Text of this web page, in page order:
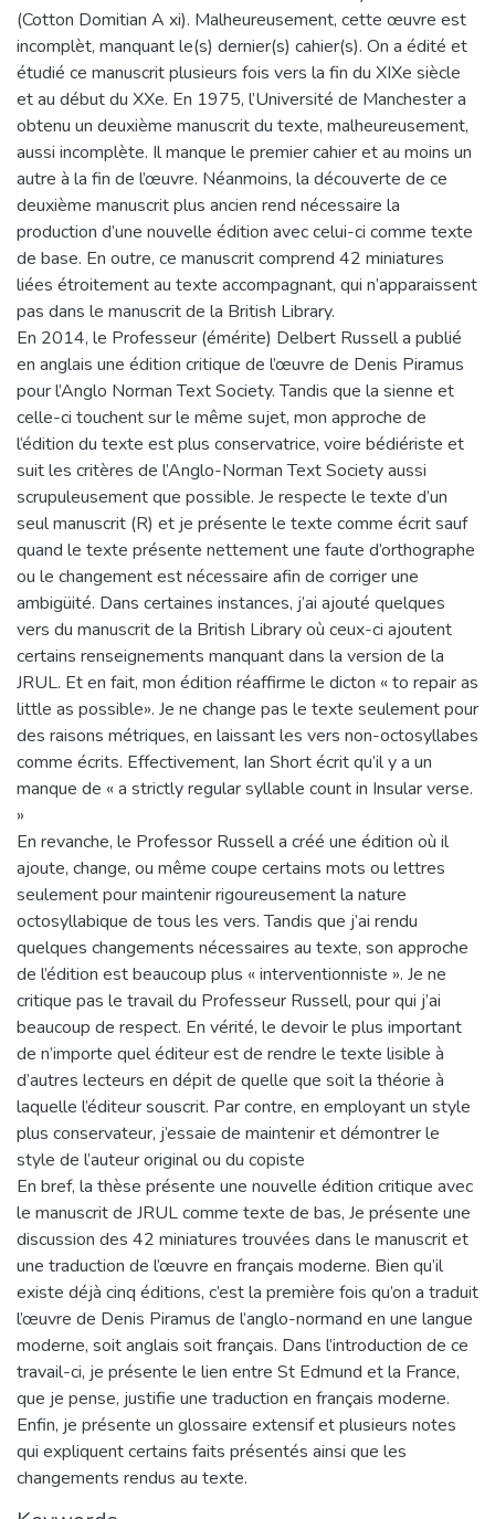
(Cotton Domitian A xi). Malheureusement, cette œuvre est
incomplèt, manquant le(s) dernier(s) cahier(s). On a édité et
étudié ce manuscrit plusieurs fois vers la fin du XIXe siècle
et au début du XXe. En 1975, l’Université de Manchester a
obtenu un deuxième manuscrit du texte, malheureusement,
aussi incomplète. Il manque le premier cahier et au moins un
autre à la fin de l’œuvre. Néanmoins, la découverte de ce
deuxième manuscrit plus ancien rend nécessaire la
production d’une nouvelle édition avec celui-ci comme texte
de base. En outre, ce manuscrit comprend 42 miniatures
liées étroitement au texte accompagnant, qui n’apparaissent
pas dans le manuscrit de la British Library.
En 2014, le Professeur (émérite) Delbert Russell a publié
en anglais une édition critique de l’œuvre de Denis Piramus
pour l’Anglo Norman Text Society. Tandis que la sienne et
celle-ci touchent sur le même sujet, mon approche de
l‘édition du texte est plus conservatrice, voire bédiériste et
suit les critères de l’Anglo-Norman Text Society aussi
scrupuleusement que possible. Je respecte le texte d’un
seul manuscrit (R) et je présente le texte comme écrit sauf
quand le texte présente nettement une faute d’orthographe
ou le changement est nécessaire afin de corriger une
ambigüité. Dans certaines instances, j’ai ajouté quelques
vers du manuscrit de la British Library où ceux-ci ajoutent
certains renseignements manquant dans la version de la
JRUL. Et en fait, mon édition réaffirme le dicton « to repair as
little as possible». Je ne change pas le texte seulement pour
des raisons métriques, en laissant les vers non-octosyllabes
comme écrits. Effectivement, Ian Short écrit qu’il y a un
manque de « a strictly regular syllable count in Insular verse.
»
En revanche, le Professor Russell a créé une édition où il
ajoute, change, ou même coupe certains mots ou lettres
seulement pour maintenir rigoureusement la nature
octosyllabique de tous les vers. Tandis que j’ai rendu
quelques changements nécessaires au texte, son approche
de l’édition est beaucoup plus « interventionniste ». Je ne
critique pas le travail du Professeur Russell, pour qui j’ai
beaucoup de respect. En vérité, le devoir le plus important
de n’importe quel éditeur est de rendre le texte lisible à
d’autres lecteurs en dépit de quelle que soit la théorie à
laquelle l’éditeur souscrit. Par contre, en employant un style
plus conservateur, j’essaie de maintenir et démontrer le
style de l’auteur original ou du copiste
En bref, la thèse présente une nouvelle édition critique avec
le manuscrit de JRUL comme texte de bas, Je présente une
discussion des 42 miniatures trouvées dans le manuscrit et
une traduction de l’œuvre en français moderne. Bien qu’il
existe déjà cinq éditions, c’est la première fois qu’on a traduit
l’œuvre de Denis Piramus de l’anglo-normand en une langue
moderne, soit anglais soit français. Dans l’introduction de ce
travail-ci, je présente le lien entre St Edmund et la France,
que je pense, justifie une traduction en français moderne.
Enfin, je présente un glossaire extensif et plusieurs notes
qui expliquent certains faits présentés ainsi que les
changements rendus au texte.